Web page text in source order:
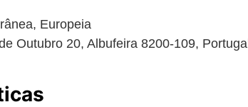
Europeia
Outubro 20, Albufeira 8200-109, Portugal